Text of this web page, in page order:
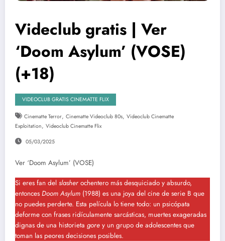
Videclub gratis | Ver
‘Doom Asylum’ (VOSE)
(+18)
VIDEOCLUB GRATIS CINEMATTE FLIX
Cinematte Terror, Cinematte Videoclub 80s, Videoclub Cinematte
Exploitation, Videoclub Cinematte Flix
05/03/2025
Ver ‘Doom Asylum’ (VOSE)
Si eres fan del slasher ochentero más desquiciado y absurdo,
entonces Doom Asylum (1988) es una joya del cine de serie B que
no puedes perderte. Esta película lo tiene todo: un psicópata
deforme con frases ridículamente sarcásticas, muertes exageradas
dignas de una historieta gore y un grupo de adolescentes que
toman las peores decisiones posibles.